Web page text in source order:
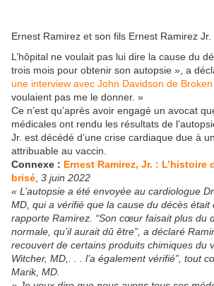
Ernest Ramirez et son fils Ernest Ramirez Jr.
L’hôpital ne voulait pas lui dire la cause du
trois mois pour obtenir son autopsie », a
une interview avec John Davidson de
voulaient pas me le donner. »
Ce n’est qu’après avoir engagé un avocat
médicales ont rendu les résultats de
Jr. est décédé d’une crise cardiaque due à
attribuable au vaccin.
Connexe : Ernest Ramirez, Jr. : L’histoire
brisé, 3 juin 2022
« L’autopsie a été envoyée au cardiologue
MD, qui a vérifié que la cause du décès était
rapporte Ramirez. “Son cœur faisait plus du
normale, qu’il aurait dû être”, a déclaré
recouvert de certains produits chimiques du
Witcher, MD,. . . l’a également vérifié”, tout
Marik, MD.